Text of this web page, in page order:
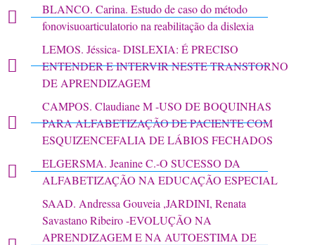
BLANCO. Carina. Estudo de caso do método
fonovisuoarticulatorio na reabilitação da dislexia
LEMOS. Jéssica- DISLEXIA: É PRECISO
ENTENDER E INTERVIR NESTE TRANSTORNO
DE APRENDIZAGEM
CAMPOS. Claudiane M -USO DE BOQUINHAS
PARA ALFABETIZAÇÃO DE PACIENTE COM
ESQUIZENCEFALIA DE LÁBIOS FECHADOS
ELGERSMA. Jeanine C.-O SUCESSO DA
ALFABETIZAÇÃO NA EDUCAÇÃO ESPECIAL
SAAD. Andressa Gouveia ,JARDINI, Renata
Savastano Ribeiro -EVOLUÇÃO NA
APRENDIZAGEM E NA AUTOESTIMA DE